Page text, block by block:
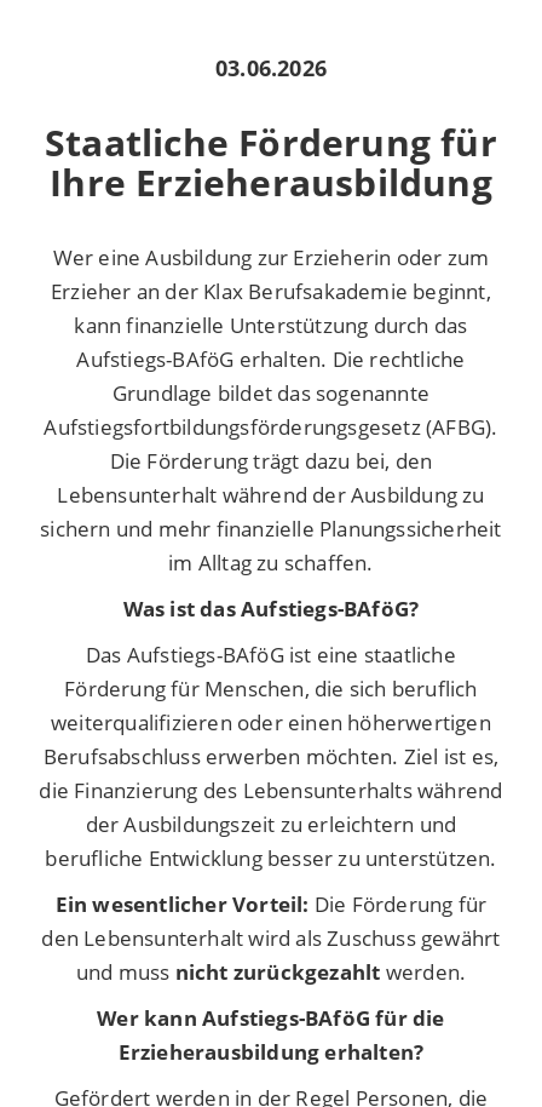
03.06.2026
Staatliche Förderung für
Ihre Erzieherausbildung
Wer eine Ausbildung zur Erzieherin oder zum
Erzieher an der Klax Berufsakademie beginnt,
kann finanzielle Unterstützung durch das
Aufstiegs-BAföG erhalten. Die rechtliche
Grundlage bildet das sogenannte
Aufstiegsfortbildungsförderungsgesetz (AFBG).
Die Förderung trägt dazu bei, den
Lebensunterhalt während der Ausbildung zu
sichern und mehr finanzielle Planungssicherheit
im Alltag zu schaffen.
Was ist das Aufstiegs-BAföG?
Das Aufstiegs-BAföG ist eine staatliche
Förderung für Menschen, die sich beruflich
weiterqualifizieren oder einen höherwertigen
Berufsabschluss erwerben möchten. Ziel ist es,
die Finanzierung des Lebensunterhalts während
der Ausbildungszeit zu erleichtern und
berufliche Entwicklung besser zu unterstützen.
Ein wesentlicher Vorteil: Die Förderung für
den Lebensunterhalt wird als Zuschuss gewährt
und muss nicht zurückgezahlt werden.
Wer kann Aufstiegs-BAföG für die
Erzieherausbildung erhalten?
Gefördert werden in der Regel Personen, die